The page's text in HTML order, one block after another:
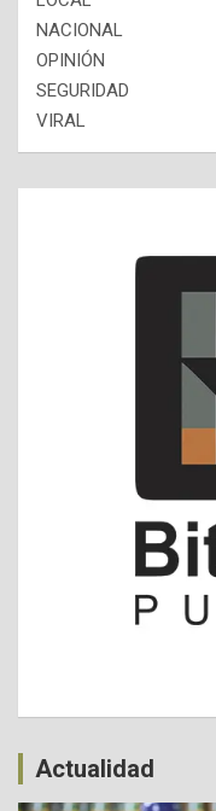
NACIONAL
OPINIÓN
SEGURIDAD
VIRAL
Actualidad